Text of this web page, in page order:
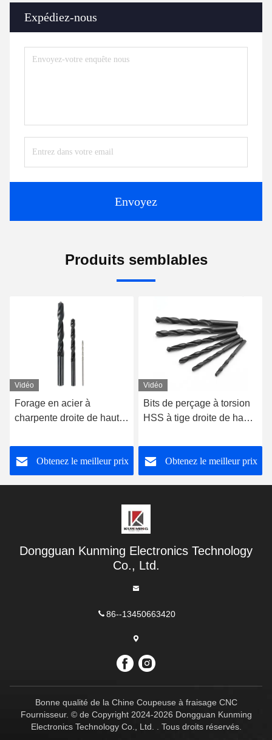
Expédiez-nous
Envoyez
Produits semblables
Vidéo
Bits de perçage à torsion
HSS à tige droite de haute
carbure de tungstène
Obtenez le meilleur prix
Vidéo
Titane revêtement en acier
au carbure Forage à la
haute résistance
Obtenez le meilleur prix
Dongguan Kunming Electronics Technology
Co., Ltd.
86--13450663420
Bonne qualité de la Chine Coupeuse à fraisage CNC
Fournisseur. © de Copyright 2024-2026 Dongguan Kunming
Electronics Technology Co., Ltd. . Tous droits réservés.